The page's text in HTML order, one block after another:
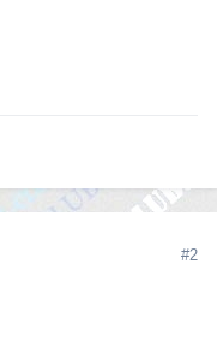
#2